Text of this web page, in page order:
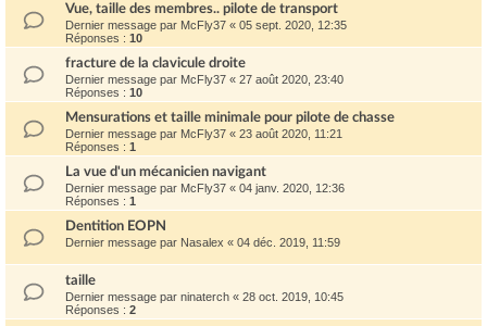
Vue, taille des membres.. pilote de transport
Dernier message par McFly37 « 05 sept. 2020, 12:35
Réponses : 10
fracture de la clavicule droite
Dernier message par McFly37 « 27 août 2020, 23:40
Réponses : 10
Mensurations et taille minimale pour pilote de chasse
Dernier message par McFly37 « 23 août 2020, 11:21
Réponses : 1
La vue d'un mécanicien navigant
Dernier message par McFly37 « 04 janv. 2020, 12:36
Réponses : 1
Dentition EOPN
Dernier message par Nasalex « 04 déc. 2019, 11:59
taille
Dernier message par ninaterch « 28 oct. 2019, 10:45
Réponses : 2